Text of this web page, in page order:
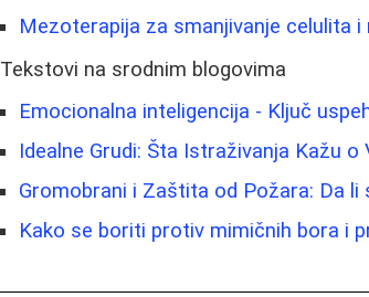
Mezoterapija za smanjivanje celulita
Tekstovi na srodnim blogovima
Emocionalna inteligencija - Ključ
Idealne Grudi: Šta Istraživanja Kažu o
Gromobrani i Zaštita od Požara: Da li
Kako se boriti protiv mimičnih bora i